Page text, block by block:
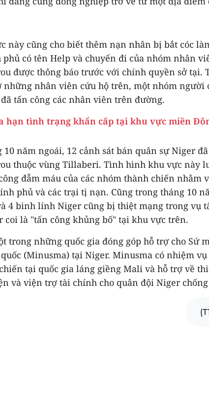
này cũng cho biết thêm nạn nhân bị bắt cóc
có tên Help và chuyến đi của nhóm nhân
được thông báo trước với chính quyền sở tại.
những nhân viên cứu hộ trên, một nhóm người
tấn công các nhân viên trên đường.
hạn tình trạng khẩn cấp tại khu vực miền
10 năm ngoái, 12 cảnh sát bán quân sự Niger
thuộc vùng Tillaberi. Tình hình khu vực này
đẫm máu của các nhóm thành chiến nhằm
phủ và các trại tị nạn. Cũng trong tháng 10
4 binh lính Niger cũng bị thiệt mạng trong vụ
coi là "tấn công khủng bố" tại khu vực trên.
trong những quốc gia đóng góp hỗ trợ cho Sứ
(Minusma) tại Niger. Minusma có nhiệm vụ
tại quốc gia láng giềng Mali và hỗ trợ về
và viện trợ tài chính cho quân đội Niger